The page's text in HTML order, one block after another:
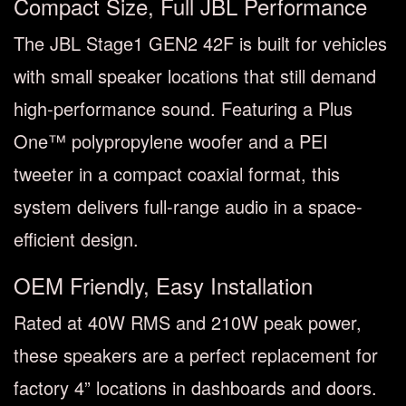
The JBL Stage1 GEN2 42F is built for vehicles
with small speaker locations that still demand
high-performance sound. Featuring a Plus
One™ polypropylene woofer and a PEI
tweeter in a compact coaxial format, this
system delivers full-range audio in a space-
efficient design.
OEM Friendly, Easy Installation
Rated at 40W RMS and 210W peak power,
these speakers are a perfect replacement for
factory 4” locations in dashboards and doors.